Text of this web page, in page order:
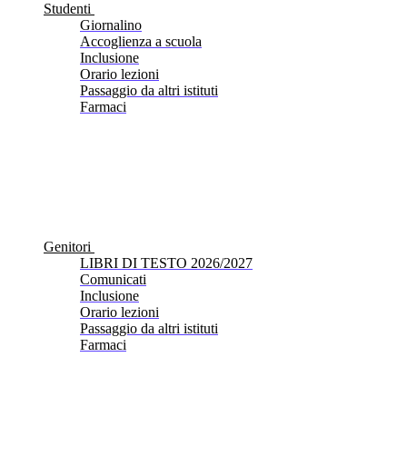
Studenti
Giornalino
Accoglienza a scuola
Inclusione
Orario lezioni
Passaggio da altri istituti
Farmaci
Genitori
LIBRI DI TESTO 2026/2027
Comunicati
Inclusione
Orario lezioni
Passaggio da altri istituti
Farmaci